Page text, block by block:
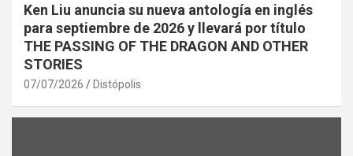
Ken Liu anuncia su nueva antología en inglés
para septiembre de 2026 y llevará por título
THE PASSING OF THE DRAGON AND OTHER
STORIES
07/07/2026 Distópolis